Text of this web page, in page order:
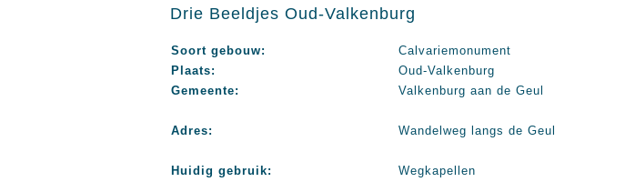
Drie Beeldjes Oud-Valkenburg
Soort gebouw:
Calvariemonument
Plaats:
Oud-Valkenburg
Gemeente:
Valkenburg aan de Geul
Adres: Wandelweg langs de Geul
Huidig gebruik: Wegkapellen